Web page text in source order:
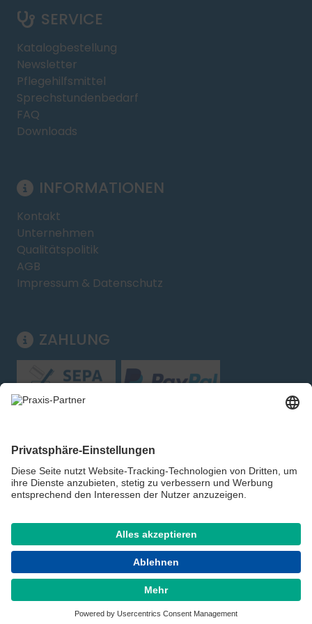
SERVICE
Katalogbestellung
Newsletter
Pflegehilfsmittel
Sprechstundenbedarf
FAQ
Downloads
INFORMATIONEN
Kontakt
Unternehmen
Qualitätspolitik
AGB
Impressum & Datenschutz
ZAHLUNG
Folgen Sie uns:
Shop für Handel, Gewerbe und Behörden – kein
Verkauf an private Verbraucher. Alle Preise zzgl.
gesetzlicher MwSt.